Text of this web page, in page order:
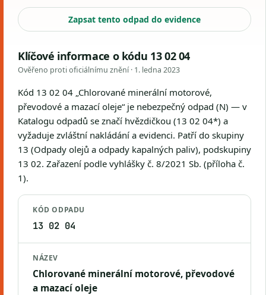
Zapsat tento odpad do evidence
Klíčové informace o kódu 13 02 04
Ověřeno proti oficiálnímu znění · 1. ledna 2023
Kód 13 02 04 „Chlorované minerální motorové,
převodové a mazací oleje“ je nebezpečný odpad (N) — v
Katalogu odpadů se značí hvězdičkou (13 02 04*) a
vyžaduje zvláštní nakládání a evidenci. Patří do skupiny
13 (Odpady olejů a odpady kapalných paliv), podskupiny
13 02. Zařazení podle vyhlášky č. 8/2021 Sb. (příloha č.
1).
KÓD ODPADU
13 02 04
NÁZEV
Chlorované minerální motorové, převodové
a mazací oleje